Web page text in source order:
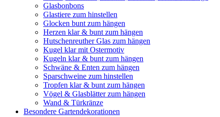
Glasbonbons
Glastiere zum hinstellen
Glocken bunt zum hängen
Herzen klar & bunt zum hängen
Hutschenreuther Glas zum hängen
Kugel klar mit Ostermotiv
Kugeln klar & bunt zum hängen
Schwäne & Enten zum hängen
Sparschweine zum hinstellen
Tropfen klar & bunt zum hängen
Vögel & Glasblätter zum hängen
Wand & Türkränze
Besondere Gartendekorationen